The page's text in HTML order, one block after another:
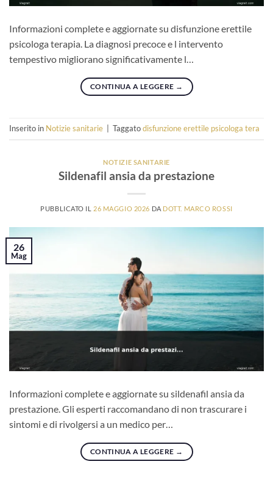
Informazioni complete e aggiornate su disfunzione erettile
psicologa terapia. La diagnosi precoce e l intervento
tempestivo migliorano significativamente l…
CONTINUA A LEGGERE →
Inserito in Notizie sanitarie Taggatodisfunzione erettile psicologa tera
NOTIZIE SANITARIE
Sildenafil ansia da prestazione
PUBBLICATO IL 26 MAGGIO 2026 DA DOTT. MARCO ROSSI
26
Mag
Informazioni complete e aggiornate su sildenafil ansia da
prestazione. Gli esperti raccomandano di non trascurare i
sintomi e di rivolgersi a un medico per…
CONTINUA A LEGGERE →